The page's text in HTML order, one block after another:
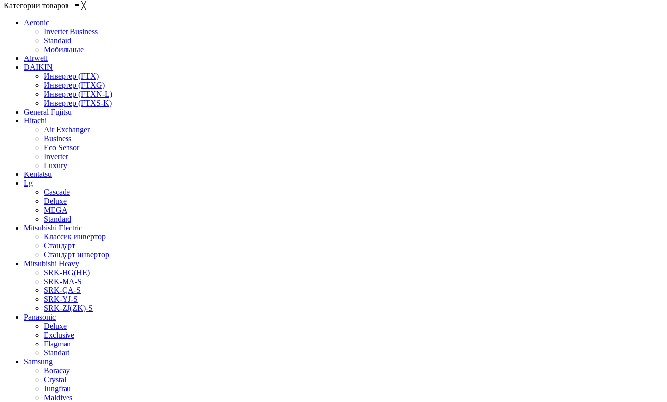
Категории товаров ≡ ╳
Aeronic
Inverter Business
Standard
Мобильные
Airwell
DAIKIN
Инвертер (FTX)
Инвертер (FTXG)
Инвертер (FTXN-L)
Инвертер (FTXS-K)
General Fujitsu
Hitachi
Air Exchanger
Business
Eco Sensor
Inverter
Luxury
Kentatsu
Lg
Cascade
Deluxe
MEGA
Standard
Mitsubishi Electric
Классик инвертор
Стандарт
Стандарт инвертор
Mitsubishi Heavy
SRK-HG(HE)
SRK-MA-S
SRK-QA-S
SRK-YJ-S
SRK-ZJ(ZK)-S
Panasonic
Deluxe
Exclusive
Flagman
Standart
Samsung
Boracay
Crystal
Jungfrau
Maldives